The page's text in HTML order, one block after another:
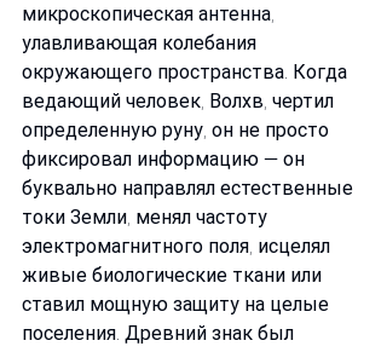
микроскопическая антенна,
улавливающая колебания
окружающего пространства. Когда
ведающий человек, Волхв, чертил
определенную руну, он не просто
фиксировал информацию — он
буквально направлял естественные
токи Земли, менял частоту
электромагнитного поля, исцелял
живые биологические ткани или
ставил мощную защиту на целые
поселения. Древний знак был